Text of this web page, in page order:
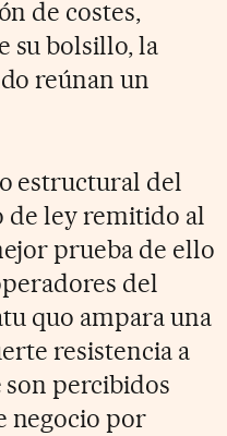
de costes,
su bolsillo, la
reúnan un
estructural del
de ley remitido al
prueba de ello
del
quo ampara una
resistencia a
percibidos
negocio por